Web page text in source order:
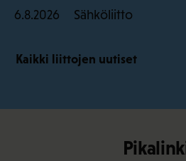
6.8.2026 Sähköliitto
Kaikki liittojen uutiset